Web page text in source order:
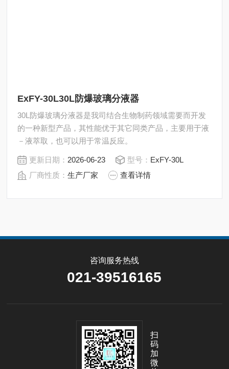
ExFY-30L30L防爆玻璃分液器
30L防爆玻璃分液器是我司结合生物制药领域需要而开发
的一种新型产品，其性能优于其它同类产品，主要用于液
－液萃取，也可以用于常温反应。
更新日期： 2026-06-23 型号： ExFY-30L
厂商性质：生产厂家 查看详情
咨询服务热线
021-39516165
扫
码
加
微